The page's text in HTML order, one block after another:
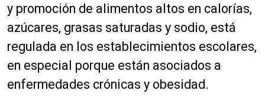
y promoción de alimentos altos en calorías,
azúcares, grasas saturadas y sodio, está
regulada en los establecimientos escolares,
en especial porque están asociados a
enfermedades crónicas y obesidad.